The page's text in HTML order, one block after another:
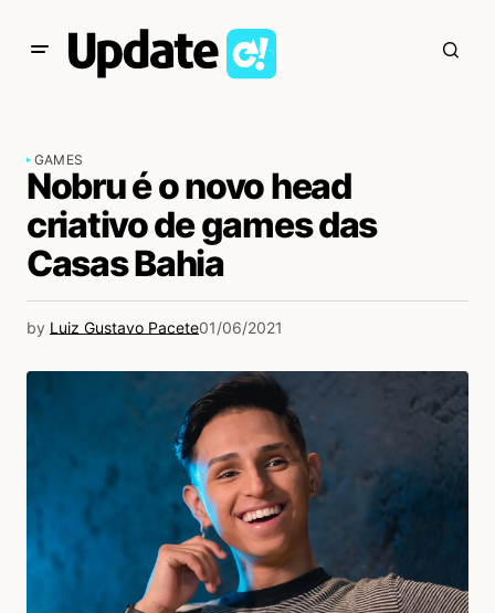
GAMES
Nobru é o novo head
criativo de games das
Casas Bahia
by Luiz Gustavo Pacete01/06/2021